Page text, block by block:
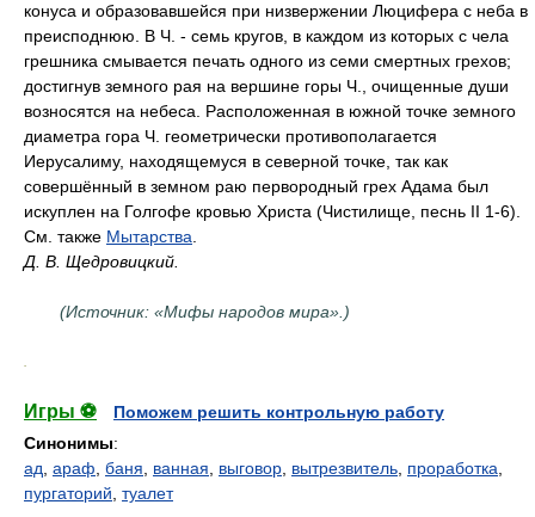
конуса и образовавшейся при низвержении Люцифера с неба в
преисподнюю. В Ч. - семь кругов, в каждом из которых с чела
грешника смывается печать одного из семи смертных грехов;
достигнув земного рая на вершине горы Ч., очищенные души
возносятся на небеса. Расположенная в южной точке земного
диаметра гора Ч. геометрически противополагается
Иерусалиму, находящемуся в северной точке, так как
совершённый в земном раю первородный грех Адама был
искуплен на Голгофе кровью Христа (Чистилище, песнь II 1-6).
См. также Мытарства
Д. В. Щедровицкий.
(Источник: «Мифы народов мира».)
Игры ⚽
Поможем решить контрольную работу
Синонимы:
ад араф баня ванная выговор вытрезвитель проработка
пургаторий туалет